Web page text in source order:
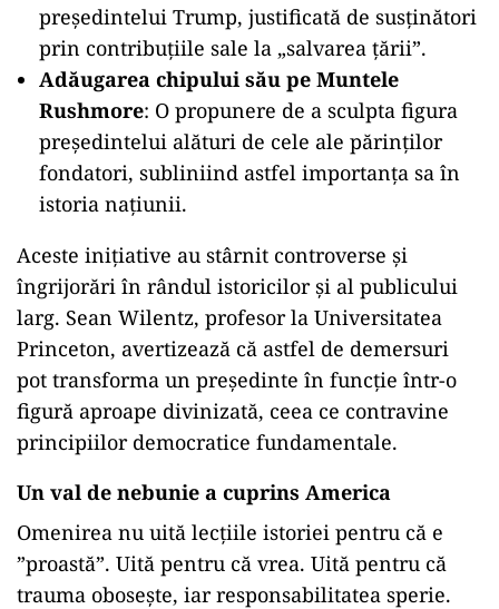
președintelui Trump, justificată de susținători
prin contribuțiile sale la „salvarea țării”.
Adăugarea chipului său pe Muntele
Rushmore: O propunere de a sculpta figura
președintelui alături de cele ale părinților
fondatori, subliniind astfel importanța sa în
istoria națiunii.
Aceste inițiative au stârnit controverse și
îngrijorări în rândul istoricilor și al publicului
larg. Sean Wilentz, profesor la Universitatea
Princeton, avertizează că astfel de demersuri
pot transforma un președinte în funcție într-o
figură aproape divinizată, ceea ce contravine
principiilor democratice fundamentale.
Un val de nebunie a cuprins America
Omenirea nu uită lecțiile istoriei pentru că e
”proastă”. Uită pentru că vrea. Uită pentru că
trauma obosește, iar responsabilitatea sperie.